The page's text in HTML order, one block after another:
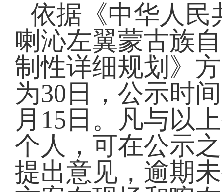
依据《中华人民
喇沁左翼蒙古族
制性详细规划》
为30日，公示时
月15日。凡与以
个人，可在公示
提出意见，逾期